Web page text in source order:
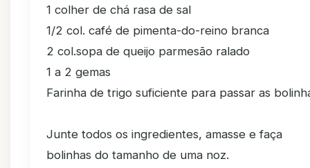
1 colher de chá rasa de sal
1/2 col. café de pimenta-do-reino branca
2 col.sopa de queijo parmesão ralado
1 a 2 gemas
Farinha de trigo suficiente para passar as
Junte todos os ingredientes, amasse e faça
bolinhas do tamanho de uma noz.